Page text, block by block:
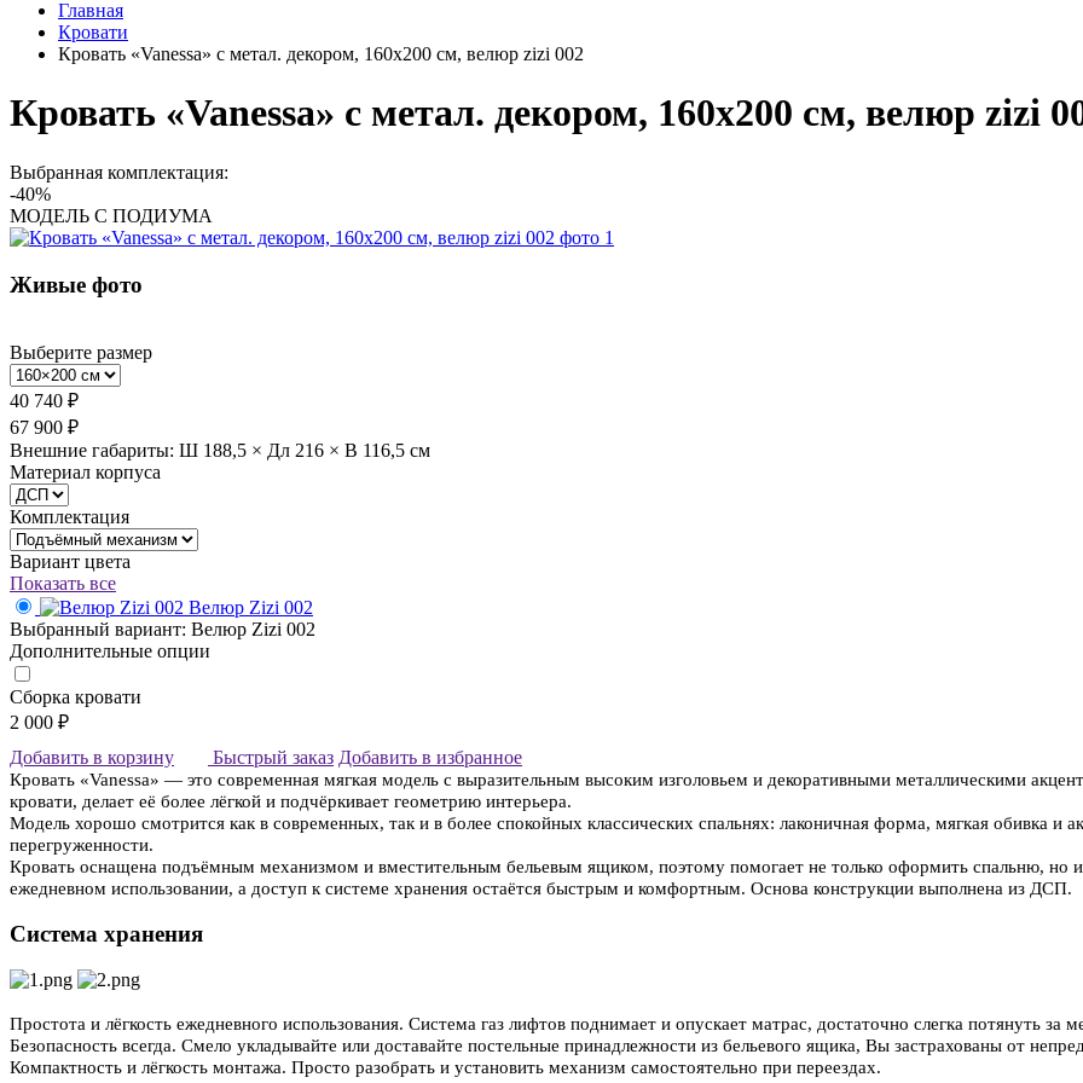
Главная
Кровати
Кровать «Vanessa» с метал. декором, 160x200 см, велюр zizi 002
Кровать «Vanessa» с метал. декором, 160x200 см, велюр zizi
Выбранная комплектация:
-40%
МОДЕЛЬ С ПОДИУМА
Живые фото
Выберите размер
40 740 ₽
67 900 ₽
Внешние габариты: Ш 188,5 × Дл 216 × В 116,5 см
Материал корпуса
Комплектация
Вариант цвета
Показать все
Велюр Zizi 002
Выбранный вариант: Велюр Zizi 002
Дополнительные опции
Сборка кровати
2 000 ₽
Добавить в корзину
Быстрый заказ Добавить в избранное
Кровать «Vanessa» — это современная мягкая модель с выразительным высоким изголовьем и декоративными металлическими
кровати, делает её более лёгкой и подчёркивает геометрию интерьера.
Модель хорошо смотрится как в современных, так и в более спокойных классических спальнях: лаконичная форма, мягкая обивка и
перегруженности.
Кровать оснащена подъёмным механизмом и вместительным бельевым ящиком, поэтому помогает не только оформить спальню, но
ежедневном использовании, а доступ к системе хранения остаётся быстрым и комфортным. Основа конструкции выполнена из ДСП.
Система хранения
Простота и лёгкость ежедневного использования. Система газ лифтов поднимает и опускает матрас, достаточно слегка потянуть за
Безопасность всегда. Смело укладывайте или доставайте постельные принадлежности из бельевого ящика, Вы застрахованы от
Компактность и лёгкость монтажа. Просто разобрать и установить механизм самостоятельно при переездах.